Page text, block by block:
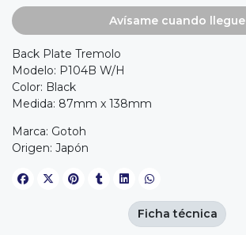
Avísame cuando llegue
Back Plate Tremolo
Modelo: P104B W/H
Color: Black
Medida: 87mm x 138mm
Marca: Gotoh
Origen: Japón
Ficha técnica